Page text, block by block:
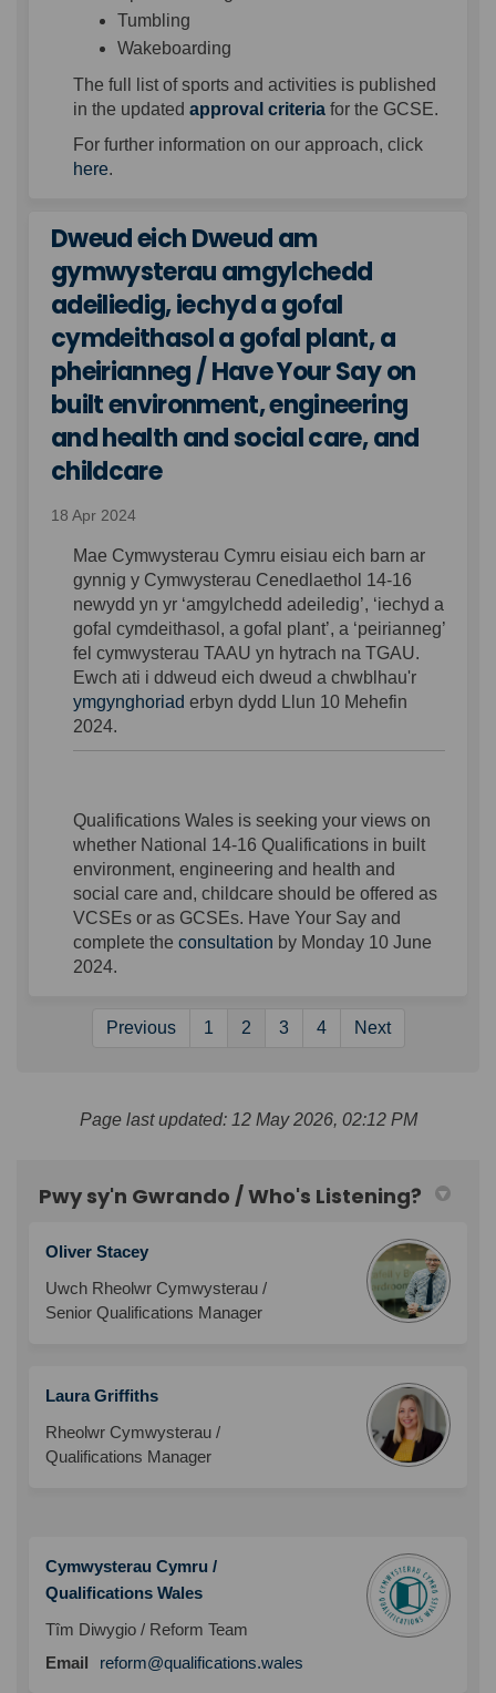
Tumbling
Wakeboarding
The full list of sports and activities is published
in the updated approval criteria (External link)
for the GCSE.
For further information on our approach, click
here(External link)
.
Dweud eich Dweud am
gymwysterau amgylchedd
adeiliedig, iechyd a gofal
cymdeithasol a gofal plant, a
pheirianneg / Have Your Say on
built environment, engineering
and health and social care, and
childcare
18 Apr 2024
Mae Cymwysterau Cymru eisiau eich barn ar
gynnig y Cymwysterau Cenedlaethol 14-16
newydd yn yr ‘amgylchedd adeiledig’, ‘iechyd a
gofal cymdeithasol , a gofal p lant’, a ‘peirianneg’
fel cymwysterau TAAU yn hytrach na TGAU.
Ewch ati i ddweud eich dweud a chwblhau'r
ymgynghoriad erbyn dydd Llun 10 Mehefin
2024.
Qualifications Wales is seeking your views on
whether National 14-16 Qualifications in built
environment, engineering and health and
social care and, childcare should be offered as
VCSEs or as GCSEs. Have Your Say and
complete the consultation by Monday 10 June
2024.
Previous 1 2 3 4 Next
Page last updated: 12 May 2026, 02:12 PM
Pwy sy'n Gwrando / Who's Listening?
Oliver Stacey
Uwch Rheolwr Cymwysterau /
Senior Qualifications Manager
Laura Griffiths
Rheolwr Cymwysterau /
Qualifications Manager
Cymwysterau Cymru /
Qualifications Wales
Tîm Diwygio / Reform Team
Email
reform@qualifications.wales